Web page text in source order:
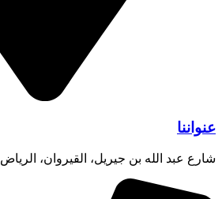
عنواننا
شارع عبد الله بن جيريل، القيروان، الرياض